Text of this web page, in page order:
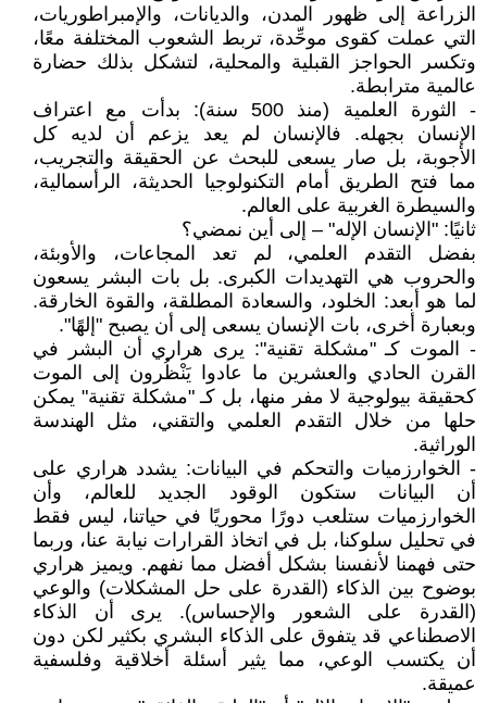
الزراعة إلى ظهور المدن، والديانات، والإمبراطوريات،
التي عملت كقوى موحِّدة، تربط الشعوب المختلفة معًا،
وتكسر الحواجز القبلية والمحلية، لتشكل بذلك حضارة
عالمية مترابطة.
- الثورة العلمية (منذ 500 سنة): بدأت مع اعتراف
الإنسان بجهله. فالإنسان لم يعد يزعم أن لديه كل
الأجوبة، بل صار يسعى للبحث عن الحقيقة والتجريب،
مما فتح الطريق أمام التكنولوجيا الحديثة، الرأسمالية،
والسيطرة الغربية على العالم.
ثانيًا: "الإنسان الإله" – إلى أين نمضي؟
بفضل التقدم العلمي، لم تعد المجاعات، والأوبئة،
والحروب هي التهديدات الكبرى. بل بات البشر يسعون
لما هو أبعد: الخلود، والسعادة المطلقة، والقوة الخارقة.
وبعبارة أخرى، بات الإنسان يسعى إلى أن يصبح "إلهًا".
- الموت كـ "مشكلة تقنية": يرى هراري أن البشر في
القرن الحادي والعشرين ما عادوا يَنْظُرون إلى الموت
كحقيقة بيولوجية لا مفر منها، بل كـ "مشكلة تقنية" يمكن
حلها من خلال التقدم العلمي والتقني، مثل الهندسة
الوراثية.
- الخوارزميات والتحكم في البيانات: يشدد هراري على
أن البيانات ستكون الوقود الجديد للعالم، وأن
الخوارزميات ستلعب دورًا محوريًا في حياتنا، ليس فقط
في تحليل سلوكنا، بل في اتخاذ القرارات نيابة عنا، وربما
حتى فهمنا لأنفسنا بشكل أفضل مما نفهم. ويميز هراري
بوضوح بين الذكاء (القدرة على حل المشكلات) والوعي
(القدرة على الشعور والإحساس). يرى أن الذكاء
الاصطناعي قد يتفوق على الذكاء البشري بكثير لكن دون
أن يكتسب الوعي، مما يثير أسئلة أخلاقية وفلسفية
عميقة.